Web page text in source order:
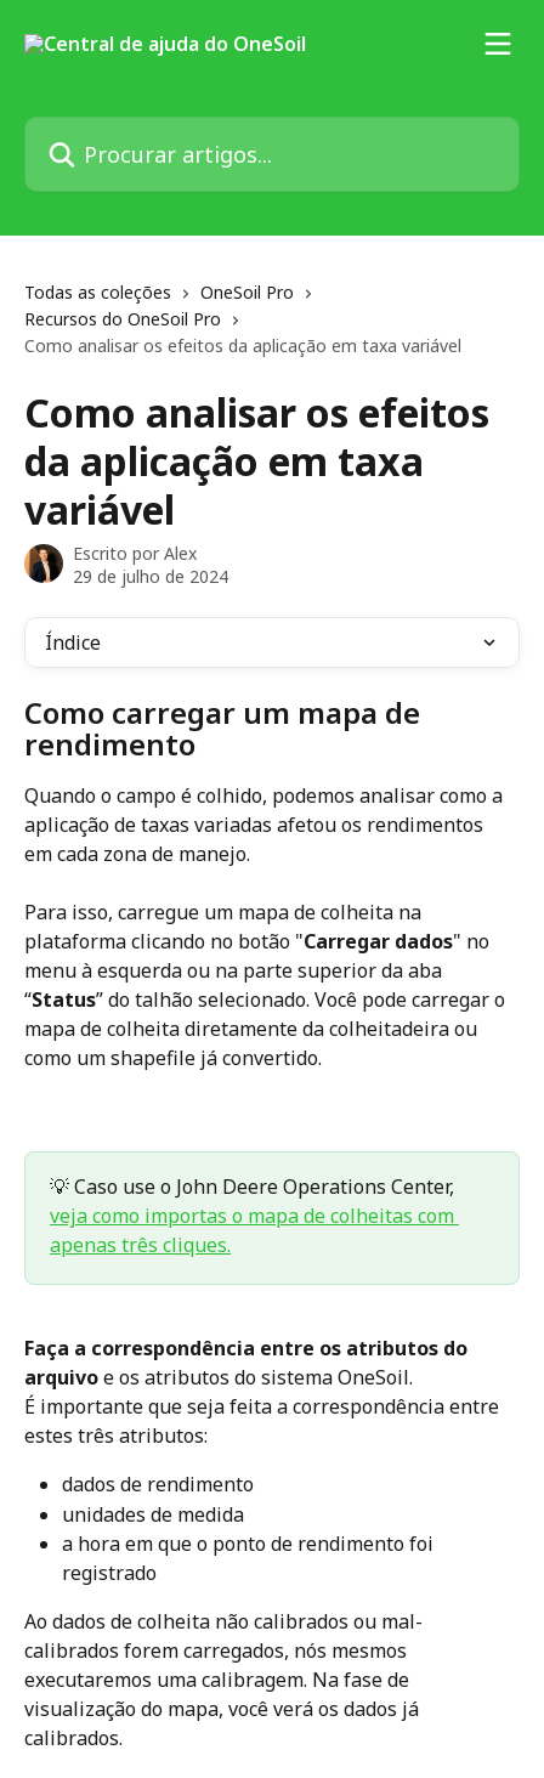
Procurar artigos...
Todas as coleções
OneSoil Pro
Recursos do OneSoil Pro
Como analisar os efeitos da aplicação em taxa variável
Como analisar os efeitos
da aplicação em taxa
variável
Escrito por Alex
29 de julho de 2024
Índice
Como carregar um mapa de
rendimento
Quando o campo é colhido, podemos analisar como a
aplicação de taxas variadas afetou os rendimentos
em cada zona de manejo.
Para isso, carregue um mapa de colheita na
plataforma clicando no botão "Carregar dados" no
menu à esquerda ou na parte superior da aba
“Status” do talhão selecionado. Você pode carregar o
mapa de colheita diretamente da colheitadeira ou
como um shapefile já convertido.
💡 Caso use o John Deere Operations Center,
veja como importas o mapa de colheitas com
apenas três cliques.
Faça a correspondência entre os atributos do
arquivo e os atributos do sistema OneSoil.
É importante que seja feita a correspondência entre
estes três atributos:
dados de rendimento
unidades de medida
a hora em que o ponto de rendimento foi
registrado
Ao dados de colheita não calibrados ou mal-
calibrados forem carregados, nós mesmos
executaremos uma calibragem. Na fase de
visualização do mapa, você verá os dados já
calibrados.